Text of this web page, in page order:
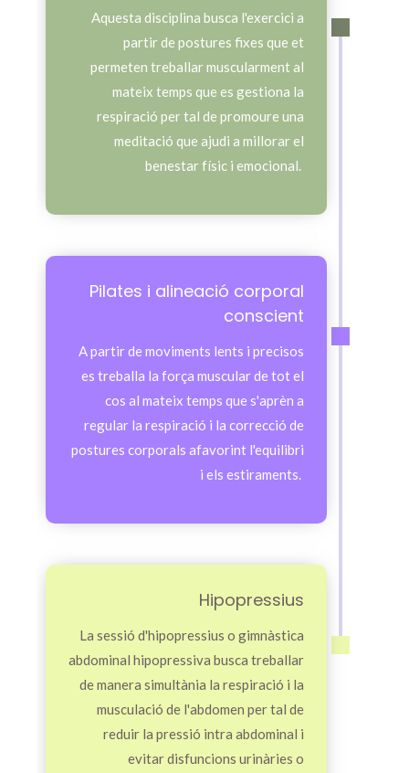
Aquesta disciplina busca l'exercici a
partir de postures fixes que et
permeten treballar muscularment al
mateix temps que es gestiona la
respiració per tal de promoure una
meditació que ajudi a millorar el
benestar físic i emocional.
Pilates i alineació corporal
conscient
A partir de moviments lents i precisos
es treballa la força muscular de tot el
cos al mateix temps que s'aprèn a
regular la respiració i la correcció de
postures corporals afavorint l'equilibri
i els estiraments.
Hipopressius
La sessió d'hipopressius o gimnàstica
abdominal hipopressiva busca treballar
de manera simultània la respiració i la
musculació de l'abdomen per tal de
reduir la pressió intra abdominal i
evitar disfuncions urinàries o